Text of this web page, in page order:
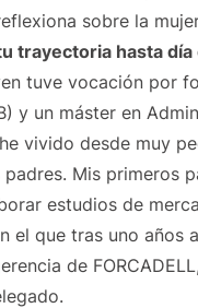
sobre la
trayectoria hasta día
tuve vocación por
y un máster en
vivido desde muy
Mis primeros
estudios de
el que tras uno años
de